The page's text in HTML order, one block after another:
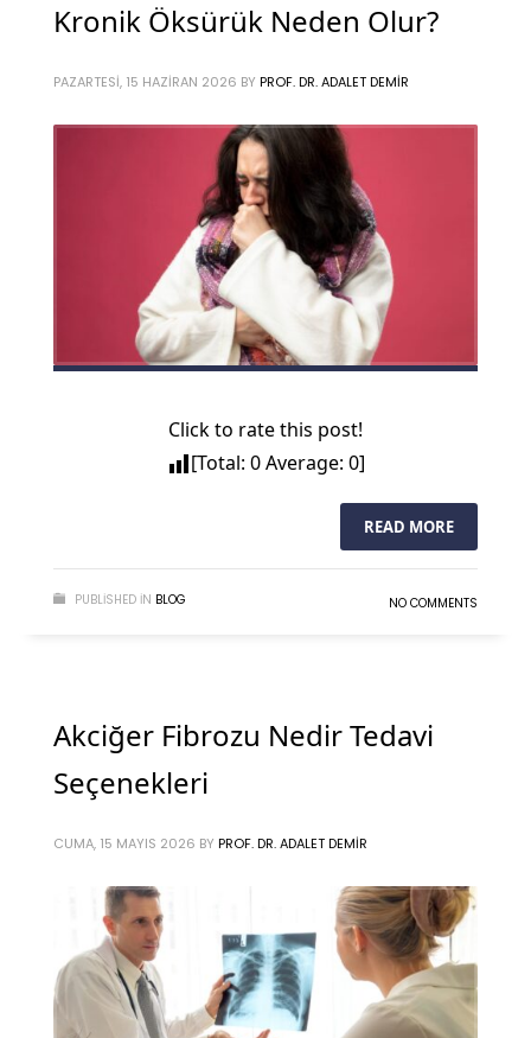
Kronik Öksürük Neden Olur?
PAZARTESI, 15 HAZIRAN 2026 BY PROF. DR. ADALET DEMIR
Click to rate this post!
[Total: 0Average: 0]
READ MORE
PUBLISHED IN BLOG NO COMMENTS
Akciğer Fibrozu Nedir Tedavi
Seçenekleri
CUMA, 15 MAYIS 2026 BY PROF. DR. ADALET DEMIR